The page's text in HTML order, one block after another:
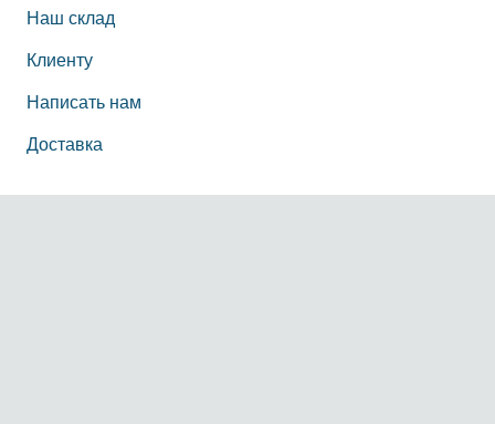
Наш склад
Клиенту
Написать нам
Доставка